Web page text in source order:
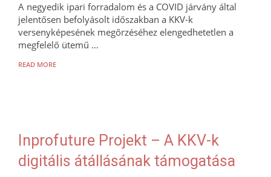
A negyedik ipari forradalom és a COVID járvány által
jelentősen befolyásolt időszakban a KKV-k
versenyképesének megőrzéséhez elengedhetetlen a
megfelelő ütemű …
READ MORE
Inprofuture Projekt – A KKV-k
digitális átállásának támogatása